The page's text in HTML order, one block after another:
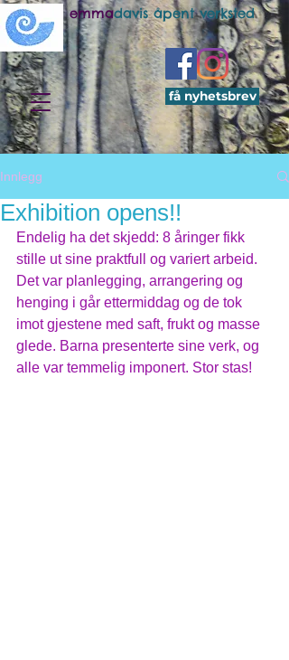
emmadavis åpent verksted
få nyhetsbrev
Innlegg
Exhibition opens!!
Endelig ha det skjedd: 8 åringer fikk
stille ut sine praktfull og variert arbeid.
Det var planlegging, arrangering og
henging i går ettermiddag og de tok
imot gjestene med saft, frukt og masse
glede. Barna presenterte sine verk, og
alle var temmelig imponert. Stor stas!